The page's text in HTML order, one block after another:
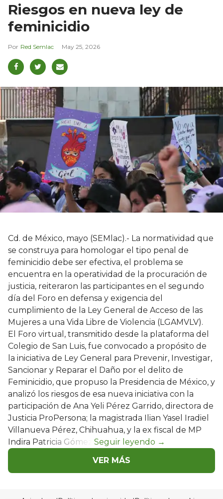
Riesgos en nueva ley de
feminicidio
Red Semlac May 25, 2026
Cd. de México, mayo (SEMlac).- La normatividad que
se construya para homologar el tipo penal de
feminicidio debe ser efectiva, el problema se
encuentra en la operatividad de la procuración de
justicia, reiteraron las participantes en el segundo
día del Foro en defensa y exigencia del
cumplimiento de la Ley General de Acceso de las
Mujeres a una Vida Libre de Violencia (LGAMVLV).
El Foro virtual, transmitido desde la plataforma del
Colegio de San Luis, fue convocado a propósito de
la iniciativa de Ley General para Prevenir, Investigar,
Sancionar y Reparar el Daño por el delito de
Feminicidio, que propuso la Presidencia de México, y
analizó los riesgos de esa nueva iniciativa con la
participación de Ana Yeli Pérez Garrido, directora de
Justicia ProPersona; la magistrada Ilian Yasel Iradiel
Villanueva Pérez, Chihuahua, y la ex fiscal de MP
Indira Patricia Gómez.
VER MÁS